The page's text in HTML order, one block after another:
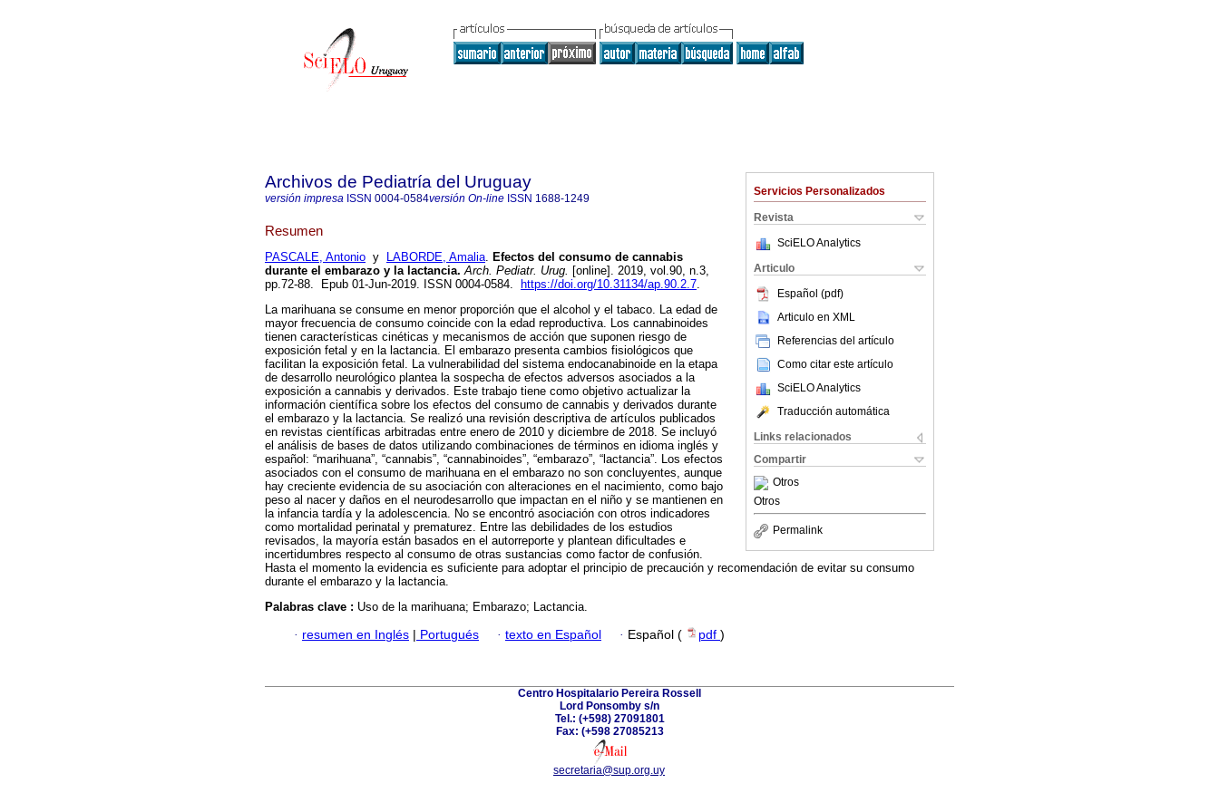
Servicios Personalizados
Revista
SciELO Analytics
Articulo
Español (pdf)
Articulo en XML
Referencias del artículo
Como citar este artículo
SciELO Analytics
Traducción automática
Links relacionados
Compartir
Otros
Otros
Permalink
Archivos de Pediatría del Uruguay
versión impresa ISSN 0004-0584versión On-line ISSN 1688-1249
Resumen
PASCALE, Antonio y LABORDE, Amalia. Efectos del consumo de cannabis
durante el embarazo y la lactancia. Arch. Pediatr. Urug. [online]. 2019, vol.90, n.3,
pp.72-88. Epub 01-Jun-2019. ISSN 0004-0584.
https://doi.org/10.31134/ap.90.2.7.
La marihuana se consume en menor proporción que el alcohol y el tabaco. La edad de
mayor frecuencia de consumo coincide con la edad reproductiva. Los cannabinoides
tienen características cinéticas y mecanismos de acción que suponen riesgo de
exposición fetal y en la lactancia. El embarazo presenta cambios fisiológicos que
facilitan la exposición fetal. La vulnerabilidad del sistema endocanabinoide en la etapa
de desarrollo neurológico plantea la sospecha de efectos adversos asociados a la
exposición a cannabis y derivados. Este trabajo tiene como objetivo actualizar la
información científica sobre los efectos del consumo de cannabis y derivados durante
el embarazo y la lactancia. Se realizó una revisión descriptiva de artículos publicados
en revistas científicas arbitradas entre enero de 2010 y diciembre de 2018. Se incluyó
el análisis de bases de datos utilizando combinaciones de términos en idioma inglés y
español: “marihuana”, “cannabis”, “cannabinoides”, “embarazo”, “lactancia”. Los efectos
asociados con el consumo de marihuana en el embarazo no son concluyentes, aunque
hay creciente evidencia de su asociación con alteraciones en el nacimiento, como bajo
peso al nacer y daños en el neurodesarrollo que impactan en el niño y se mantienen en
la infancia tardía y la adolescencia. No se encontró asociación con otros indicadores
como mortalidad perinatal y prematurez. Entre las debilidades de los estudios
revisados, la mayoría están basados en el autorreporte y plantean dificultades e
incertidumbres respecto al consumo de otras sustancias como factor de confusión.
Hasta el momento la evidencia es suficiente para adoptar el principio de precaución y recomendación de evitar su consumo
durante el embarazo y la lactancia.
Palabras clave : Uso de la marihuana; Embarazo; Lactancia.
· resumen en Inglés | Portugués · texto en Español · Español ( pdf )
Centro Hospitalario Pereira Rossell
Lord Ponsomby s/n
Tel.: (+598) 27091801
Fax: (+598 27085213
secretaria@sup.org.uy